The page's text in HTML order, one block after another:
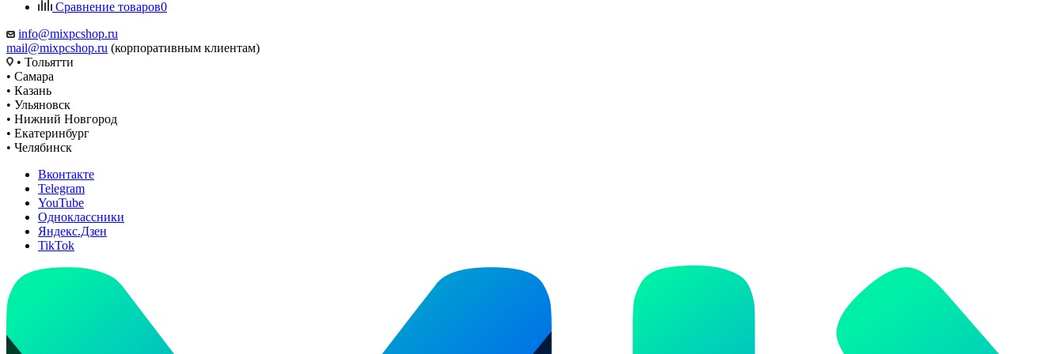
Сравнение товаров0
info@mixpcshop.ru
mail@mixpcshop.ru (корпоративным клиентам)
• Тольятти
• Самара
• Казань
• Ульяновск
• Нижний Новгород
• Екатеринбург
• Челябинск
Вконтакте
Telegram
YouTube
Одноклассники
Яндекс.Дзен
TikTok